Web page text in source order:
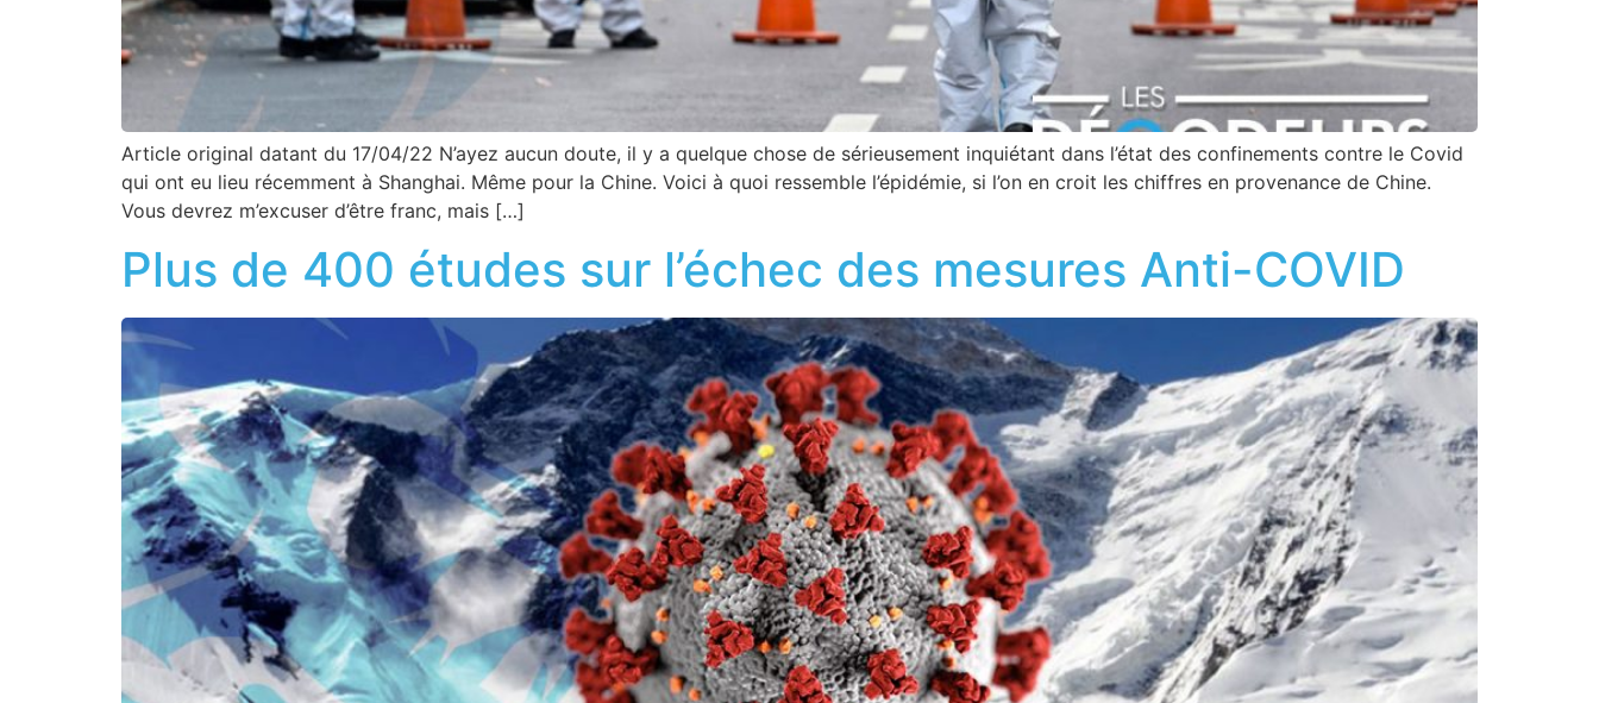
Article original datant du 17/04/22 N’ayez aucun doute, il y a quelque chose de sérieusement inquiétant dans l’état des confinements contre le Covid
qui ont eu lieu récemment à Shanghai. Même pour la Chine. Voici à quoi ressemble l’épidémie, si l’on en croit les chiffres en provenance de Chine.
Vous devrez m’excuser d’être franc, mais […]
Plus de 400 études sur l’échec des mesures Anti-COVID